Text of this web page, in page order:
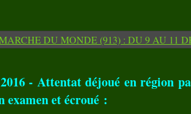
- Attentat déjoué en région
examen et écroué :